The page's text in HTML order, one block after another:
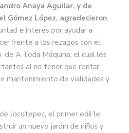
Anaya Aguilar, y de
Gómez López, agradecieron
e interés por ayudar a
frente a los rezagos con el
de A Toda Máquina, el cual les
al no tener que rentar
mantenimiento de vialidades y
Jocotepec, el primer edil le
un nuevo jardín de niños y